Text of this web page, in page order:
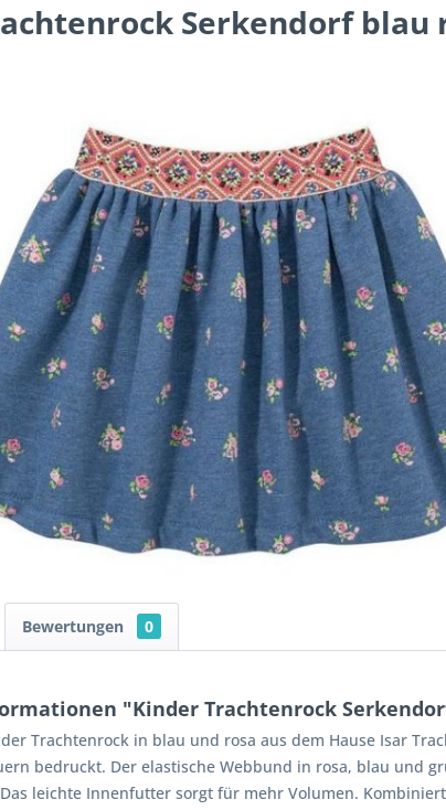
Serkendorf blau
Bewertungen 0
"Kinder Trachtenrock
Trachtenrock in blau und rosa aus dem Hause Isar
bedruckt. Der elastische Webbund in rosa, blau und
leichte Innenfutter sorgt für mehr Volumen.